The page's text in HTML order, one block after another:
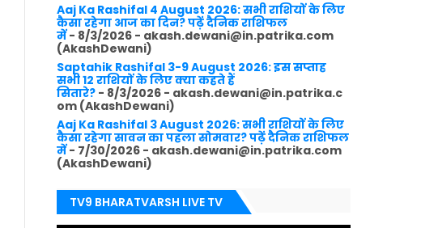
Aaj Ka Rashifal 4 August 2026: सभी राशियों के लिए
कैसा रहेगा आज का दिन? पढ़ें दैनिक राशिफल
में- 8/3/2026 - akash.dewani@in.patrika.com
(AkashDewani)
Saptahik Rashifal 3-9 August 2026: इस सप्ताह
सभी 12 राशियों के लिए क्या कहते हैं
सितारे? - 8/3/2026 - akash.dewani@in.patrika.c
om (AkashDewani)
Aaj Ka Rashifal 3 August 2026: सभी राशियों के लिए
कैसा रहेगा सावन का पहला सोमवार? पढ़ें दैनिक राशिफल
में- 7/30/2026 - akash.dewani@in.patrika.com
(AkashDewani)
TV9 BHARATVARSH LIVE TV